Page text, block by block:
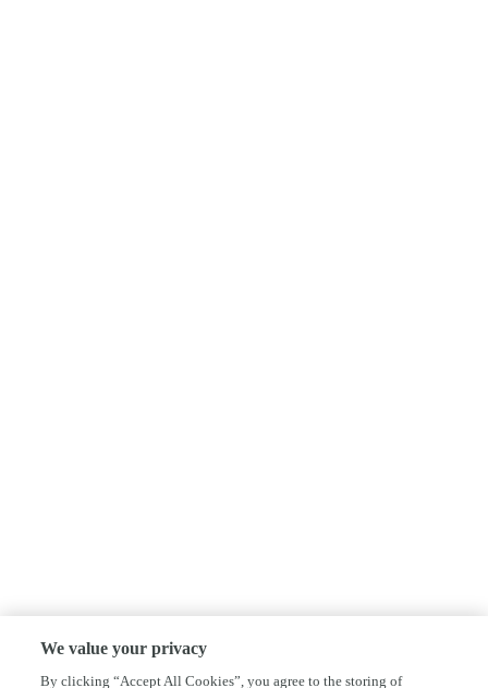
We value your privacy
By clicking “Accept All Cookies”, you agree to the storing of